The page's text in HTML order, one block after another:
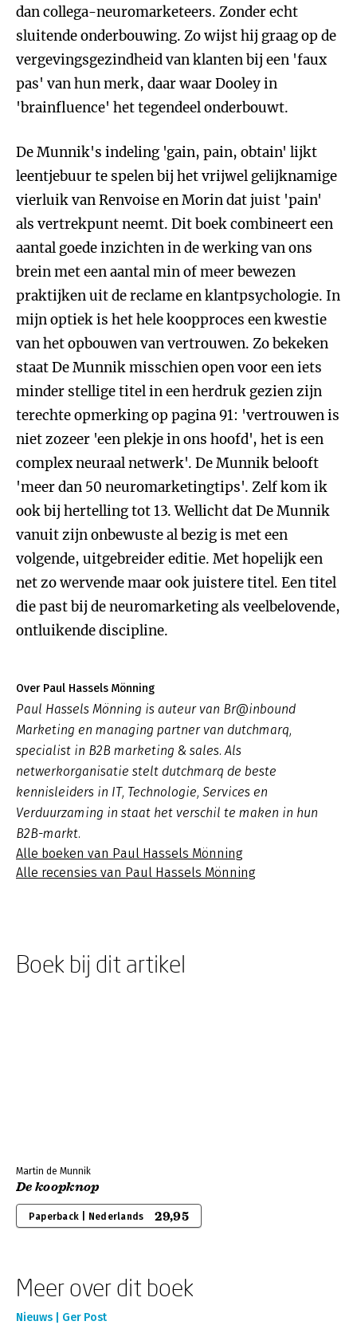
dan collega-neuromarketeers. Zonder echt
sluitende onderbouwing. Zo wijst hij graag op de
vergevingsgezindheid van klanten bij een 'faux
pas' van hun merk, daar waar Dooley in
'brainfluence' het tegendeel onderbouwt.
De Munnik's indeling 'gain, pain, obtain' lijkt
leentjebuur te spelen bij het vrijwel gelijknamige
vierluik van Renvoise en Morin dat juist 'pain'
als vertrekpunt neemt. Dit boek combineert een
aantal goede inzichten in de werking van ons
brein met een aantal min of meer bewezen
praktijken uit de reclame en klantpsychologie. In
mijn optiek is het hele koopproces een kwestie
van het opbouwen van vertrouwen. Zo bekeken
staat De Munnik misschien open voor een iets
minder stellige titel in een herdruk gezien zijn
terechte opmerking op pagina 91: 'vertrouwen is
niet zozeer 'een plekje in ons hoofd', het is een
complex neuraal netwerk'. De Munnik belooft
'meer dan 50 neuromarketingtips'. Zelf kom ik
ook bij hertelling tot 13. Wellicht dat De Munnik
vanuit zijn onbewuste al bezig is met een
volgende, uitgebreider editie. Met hopelijk een
net zo wervende maar ook juistere titel. Een titel
die past bij de neuromarketing als veelbelovende,
ontluikende discipline.
Over Paul Hassels Mönning
Paul Hassels Mönning is auteur van Br@inbound
Marketing en managing partner van dutchmarq,
specialist in B2B marketing & sales. Als
netwerkorganisatie stelt dutchmarq de beste
kennisleiders in IT, Technologie, Services en
Verduurzaming in staat het verschil te maken in hun
B2B-markt.
Alle boeken van Paul Hassels Mönning
Alle recensies van Paul Hassels Mönning
Boek bij dit artikel
Martin de Munnik
De koopknop
Paperback | Nederlands 29,95
Meer over dit boek
Nieuws | Ger Post